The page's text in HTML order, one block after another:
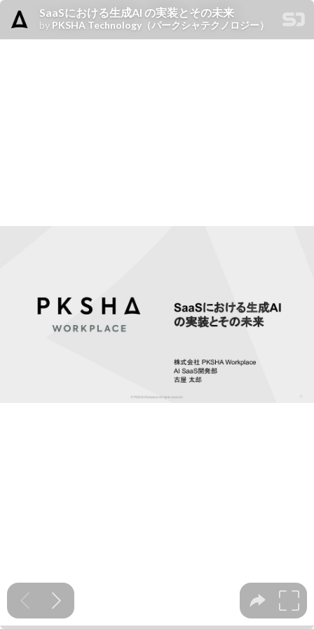
SaaSにおける生成AI の実装とその未来
by PKSHA Technology（パークシャテクノロジー）